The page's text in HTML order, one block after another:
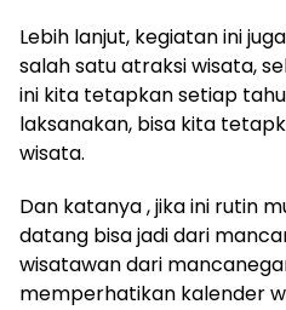
Lebih lanjut, kegiatan ini
salah satu atraksi wisata,
ini kita tetapkan setiap
laksanakan, bisa kita
wisata.
Dan katanya , jika ini rutin
datang bisa jadi dari
wisatawan dari
memperhatikan kalender